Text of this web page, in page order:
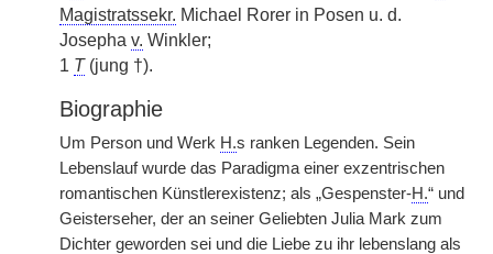
Magistratssekr. Michael Rorer in Posen u. d.
Josepha v. Winkler;
1 T(jung †).
Biographie
Um Person und Werk H.s ranken Legenden. Sein
Lebenslauf wurde das Paradigma einer exzentrischen
romantischen Künstlerexistenz; als „Gespenster-H.“ und
Geisterseher, der an seiner Geliebten Julia Mark zum
Dichter geworden sei und die Liebe zu ihr lebenslang als